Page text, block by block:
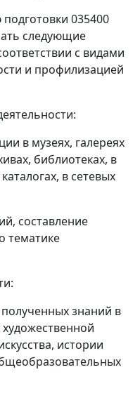
035400
следующие
с видами
и профилизацией
в музеях, галереях
библиотеках, в
в сетевых
составление
тематике
знаний в
истории